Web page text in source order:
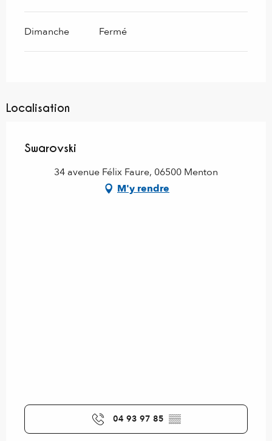
Dimanche Fermé
Localisation
Swarovski
34 avenue Félix Faure, 06500 Menton
M'y rendre
04 93 97 85 ▒▒